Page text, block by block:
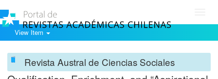
View Item
Revista Austral de Ciencias Sociales